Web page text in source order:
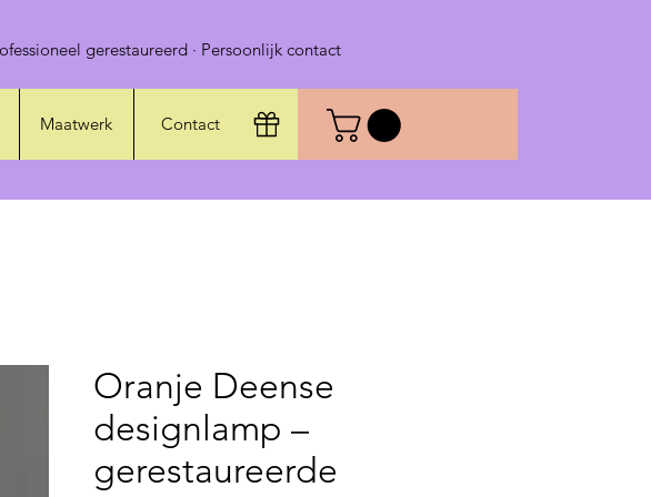
gerestaureerd · Persoonlijk contact
Maatwerk Contact
Oranje Deense
designlamp –
gerestaureerde